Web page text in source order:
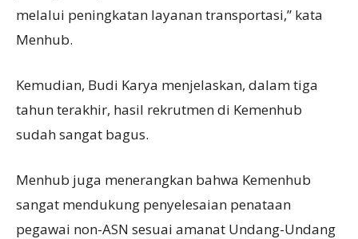
melalui peningkatan layanan transportasi,” kata
Menhub.
Kemudian, Budi Karya menjelaskan, dalam tiga
tahun terakhir, hasil rekrutmen di Kemenhub
sudah sangat bagus.
Menhub juga menerangkan bahwa Kemenhub
sangat mendukung penyelesaian penataan
pegawai non-ASN sesuai amanat Undang-Undang